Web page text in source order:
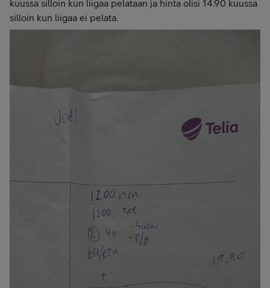
kuussa silloin kun liigaa pelataan ja hinta olisi 14.90 kuussa
silloin kun liigaa ei pelata.